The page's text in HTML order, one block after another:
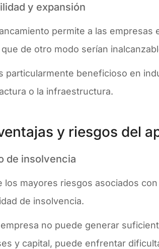
y expansión
permite a las
que de otro modo serían
particularmente beneficioso en
o la infraestructura​.
y riesgos del
de insolvencia
los mayores riesgos asociados
de insolvencia.
no puede generar
y capital, puede enfrentar